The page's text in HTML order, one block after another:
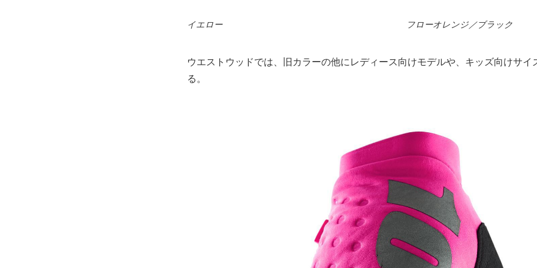
イエロー フローオレンジ／ブラック
ウエストウッドでは、旧カラーの他にレディース向けモデルや、キッズ向けサイ
る。